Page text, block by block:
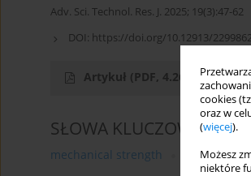
cookies
oraz w
(więcej).
Możesz
niektóre
Adv. Sci. Technol. Res. J. 2025; 19(3):47-62
DOI: https://doi.org/10.12913/
Artykuł (PDF, 4.26 MB)
SŁOWA KLUCZOWE
mechanical strength durability